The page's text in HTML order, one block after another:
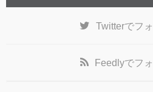
Twitterでフ
Feedlyでフ